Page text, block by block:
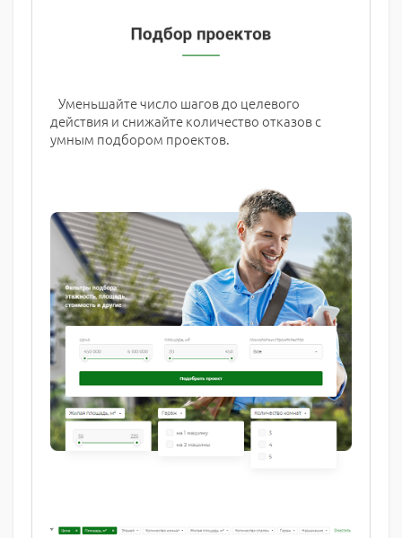
Уменьшайте число шагов до целевого
действия и снижайте количество отказов с
умным подбором проектов.